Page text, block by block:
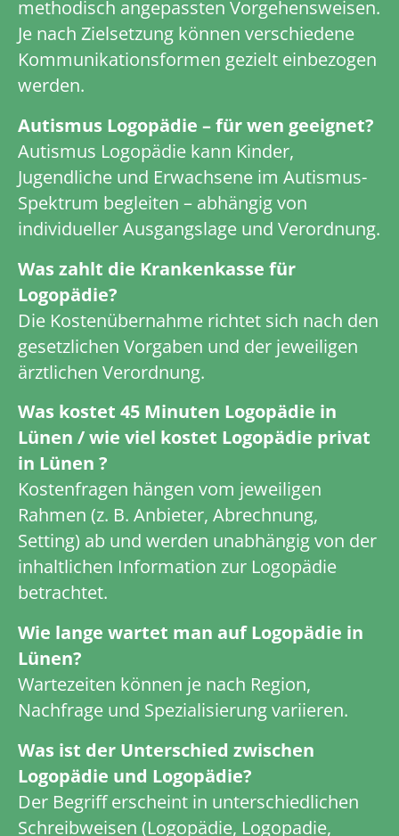
methodisch angepassten Vorgehensweisen.
Je nach Zielsetzung können verschiedene
Kommunikationsformen gezielt einbezogen
werden.
Autismus Logopädie – für wen geeignet?
Autismus Logopädie kann Kinder,
Jugendliche und Erwachsene im Autismus-
Spektrum begleiten – abhängig von
individueller Ausgangslage und Verordnung.
Was zahlt die Krankenkasse für
Logopädie?
Die Kostenübernahme richtet sich nach den
gesetzlichen Vorgaben und der jeweiligen
ärztlichen Verordnung.
Was kostet 45 Minuten Logopädie in
Lünen / wie viel kostet Logopädie privat
in Lünen ?
Kostenfragen hängen vom jeweiligen
Rahmen (z. B. Anbieter, Abrechnung,
Setting) ab und werden unabhängig von der
inhaltlichen Information zur Logopädie
betrachtet.
Wie lange wartet man auf Logopädie in
Lünen?
Wartezeiten können je nach Region,
Nachfrage und Spezialisierung variieren.
Was ist der Unterschied zwischen
Logopädie und Logopädie?
Der Begriff erscheint in unterschiedlichen
Schreibweisen (Logopädie, Logopadie,